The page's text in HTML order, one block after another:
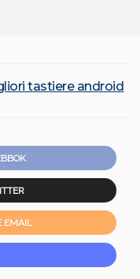
tastiere android
EMAIL